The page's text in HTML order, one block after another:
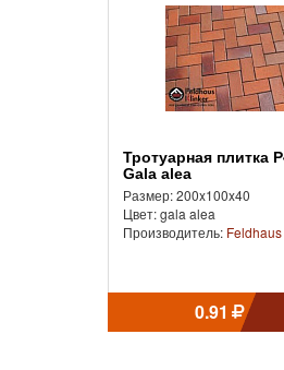
Тротуарная плитка P405SKF
Gala alea
Размер: 200x100x40
Цвет: gala alea
Производитель: Feldhaus
0.91